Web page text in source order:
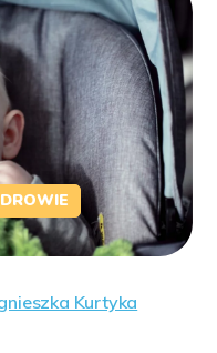
Kurtyka